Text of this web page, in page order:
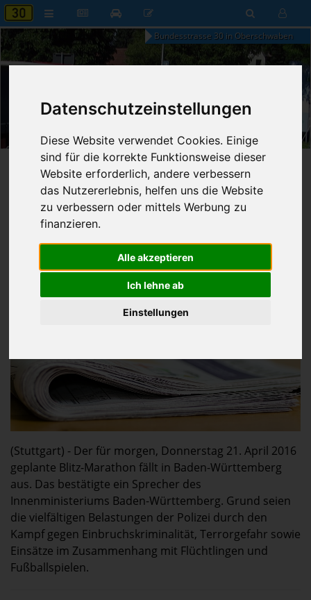
Datenschutzeinstellungen
Diese Website verwendet Cookies. Einige
sind für die korrekte Funktionsweise dieser
Website erforderlich, andere verbessern
das Nutzererlebnis, helfen uns die Website
zu verbessern oder mittels Werbung zu
finanzieren.
Alle akzeptieren
Ich lehne ab
Einstellungen
Bundesstrasse 30 in Oberschwaben
06:13
Freitag, 7. August 2026
Startseite » B30 aktuell » Nachrichten
19.04.2016 - 23:59 Uhr
Franz Fischer
Nr. 5379
589
Blitz-Marathon fällt aus
(Stuttgart) - Der für morgen, Donnerstag 21. April 2016
geplante Blitz-Marathon fällt in Baden-Württemberg
aus. Das bestätigte ein Sprecher des
Innenministeriums Baden-Württemberg. Grund seien
die vielfältigen Belastungen der Polizei durch den
Kampf gegen Einbruchskriminalität, Terrorgefahr sowie
Einsätze im Zusammenhang mit Flüchtlingen und
Fußballspielen.